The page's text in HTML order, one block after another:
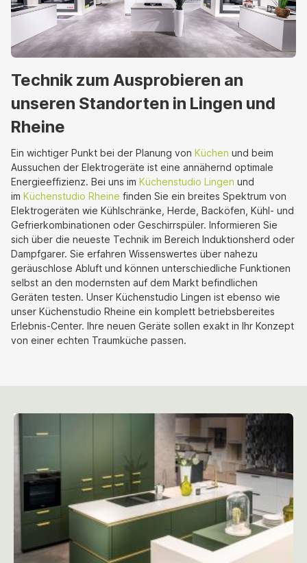
Technik zum Ausprobieren an
unseren Standorten in Lingen und
Rheine
Ein wichtiger Punkt bei der Planung von Küchen und beim
Aussuchen der Elektrogeräte ist eine annähernd optimale
Energieeffizienz. Bei uns im Küchenstudio Lingen und
im Küchenstudio Rheine finden Sie ein breites Spektrum von
Elektrogeräten wie Kühlschränke, Herde, Backöfen, Kühl- und
Gefrierkombinationen oder Geschirrspüler. Informieren Sie
sich über die neueste Technik im Bereich Induktionsherd oder
Dampfgarer. Sie erfahren Wissenswertes über nahezu
geräuschlose Abluft und können unterschiedliche Funktionen
selbst an den modernsten auf dem Markt befindlichen
Geräten testen. Unser Küchenstudio Lingen ist ebenso wie
unser Küchenstudio Rheine ein komplett betriebsbereites
Erlebnis-Center. Ihre neuen Geräte sollen exakt in Ihr Konzept
von einer echten Traumküche passen.